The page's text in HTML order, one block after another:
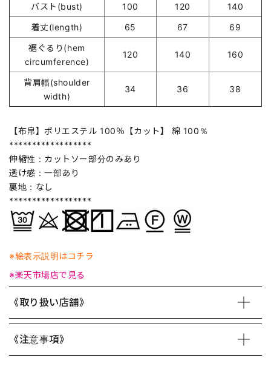
バスト(bust)
100 120
140
着丈(length)
65 67
69
裾ぐるり(hem
circumference)
120 140 160
背肩幅(shoulder
width)
34 36 38
【布帛】ポリエステル 100％【カット】 綿 100％
******************
伸縮性：カットソー部分のみあり
透け感：一部あり
裏地：なし
******************
※絵表示説明はコチラ
※楽天市場店で見る
《取り扱い店舗》
《注意事項》